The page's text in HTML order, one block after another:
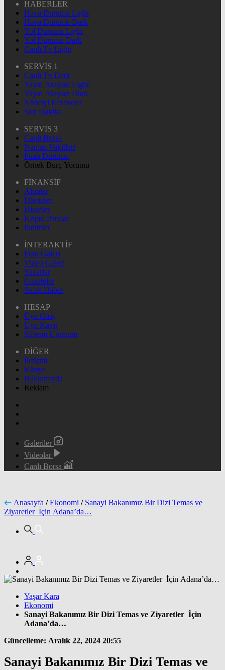
HABERLER
Hava Durumu Light
Hava Durumu Dark
Yol Durumu Light
Yol Durumu Dark
Canlı Tv Light
SERVİS 1
Canlı Tv Dark
Yayın Akışları Light
Yayın Akışları Dark
Nöbetçi Eczaneler
Son Dakika
SERVİS 3
Canlı Borsa
Namaz Vakitleri
Puan Durumu
Örnek Burç Yorumu
FİNANSİF
Altınlar
Dövizler
Hisseler
Kripto Paralar
Pariteler
İNTERAKTİF
Foto Galeri
Video Galeri
Yazarlar
Gazeteler
Sıcak Haber
HESAP
Üye Giriş
Üye Kayıt
Şifremi Unuttum
DİĞER
İletişim
Künye
Hakkımızda
Reklam
Galeriler
Videolar
Canlı Borsa
Anasayfa / Ekonomi / Sanayi Bakanımız Bir Dizi Temas ve
Ziyaretler İçin Adana’da…
Yaşar Kara
Ekonomi
Sanayi Bakanımız Bir Dizi Temas ve Ziyaretler İçin
Adana’da…
Güncelleme: Aralık 22, 2024 20:55
Sanayi Bakanımız Bir Dizi Temas ve